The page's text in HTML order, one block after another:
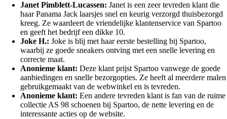
Janet Pimblett-Lucassen: Janet is een zeer tevreden klant die
haar Panama Jack laarsjes snel en keurig verzorgd thuisbezorgd
kreeg. Ze waardeert de vriendelijke klantenservice van Spartoo
en geeft het bedrijf een dikke 10.
Joke H.: Joke is blij met haar eerste bestelling bij Spartoo,
waarbij ze goede sneakers ontving met een snelle levering en
correcte maat.
Anonieme klant: Deze klant prijst Spartoo vanwege de goede
aanbiedingen en snelle bezorgopties. Ze heeft al meerdere malen
gebruikgemaakt van de webwinkel en is tevreden.
Anonieme klant: Een andere tevreden klant is fan van de ruime
collectie AS 98 schoenen bij Spartoo, de nette levering en de
interessante acties op de website.